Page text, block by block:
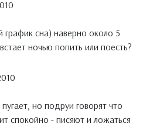
график сна) наверно около 5
ночью попить или поесть?
но подруи говорят что
спокойно - писяют и ложаться